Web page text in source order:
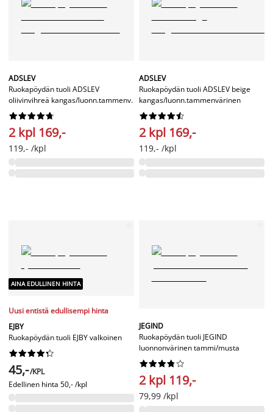
ADSLEV
Ruokapöydän tuoli ADSLEV
oliivinvihreä kangas/luonn.tammenv.






2 kpl 169,-
119,- /kpl
ADSLEV
Ruokapöydän tuoli ADSLEV beige
kangas/luonn.tammenvärinen






2 kpl 169,-
119,- /kpl
AINA EDULLINEN HINTA
Uusi entistä edullisempi hinta
EJBY
Ruokapöydän tuoli EJBY valkoinen






45,-/KPL
Edellinen hinta 50,- /kpl
JEGIND
Ruokapöydän tuoli JEGIND
luonnonvärinen tammi/musta






2 kpl 119,-
79,99 /kpl